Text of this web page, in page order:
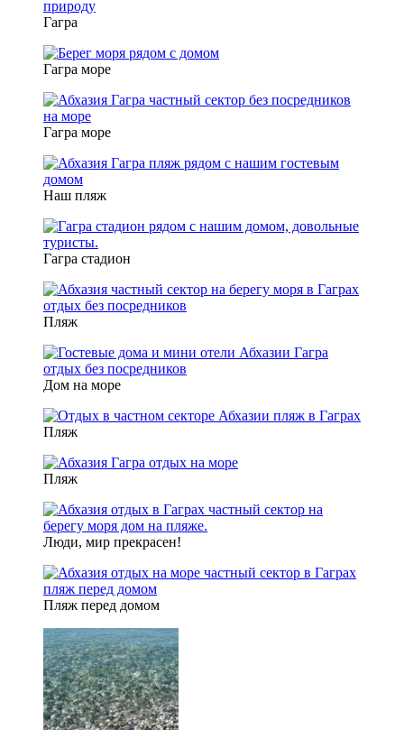
Гагра
Гагра море
Гагра море
Наш пляж
Гагра стадион
Пляж
Дом на море
Пляж
Пляж
Люди, мир прекрасен!
Пляж перед домом